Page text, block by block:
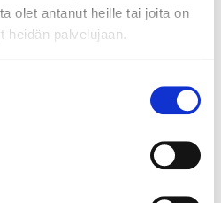
olet antanut heille tai joita on
heidän palvelujaan.